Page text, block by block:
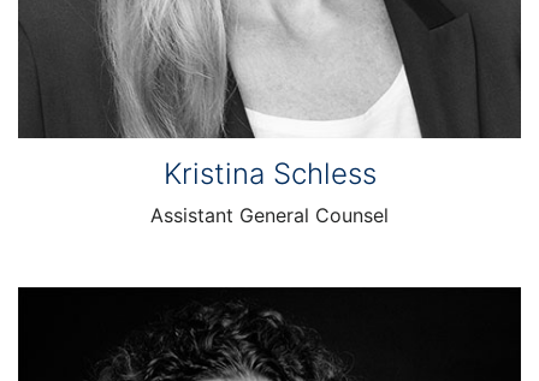
Kristina Schless
Assistant General Counsel